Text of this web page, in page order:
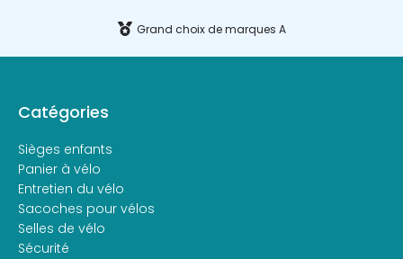
Grand choix de marques A
Catégories
Sièges enfants
Panier à vélo
Entretien du vélo
Sacoches pour vélos
Selles de vélo
Sécurité